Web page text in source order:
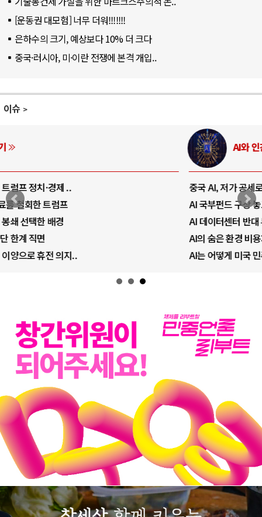
[운동권 대모험] 너무 더워!!!!!!!
은하수의 크기, 예상보다 10% 더 크다
중국·러시아, 미·이란 전쟁에 본격 개입..
이슈
중국 AI, 저가 공세로 글로벌 토큰 시..
AI 국부펀드 구상 놓고 미국 진보진영 ..
AI 데이터센터 반대 투쟁은 새로운 글로..
AI의 숨은 환경 비용: 데이터센터 확산..
AI는 어떻게 미국 민주주의를 잠식하고 ..